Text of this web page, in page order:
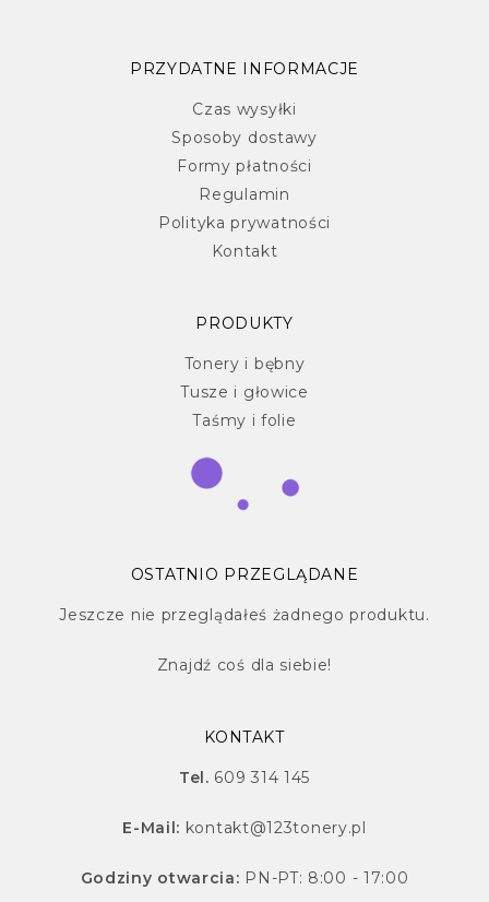
PRZYDATNE INFORMACJE
Czas wysyłki
Sposoby dostawy
Formy płatności
Regulamin
Polityka prywatności
Kontakt
PRODUKTY
Tonery i bębny
Tusze i głowice
Taśmy i folie
OSTATNIO PRZEGLĄDANE
Jeszcze nie przeglądałeś żadnego produktu.
Znajdź coś dla siebie!
KONTAKT
Tel. 609 314 145
E-Mail: kontakt@123tonery.pl
Godziny otwarcia: PN-PT: 8:00 - 17:00